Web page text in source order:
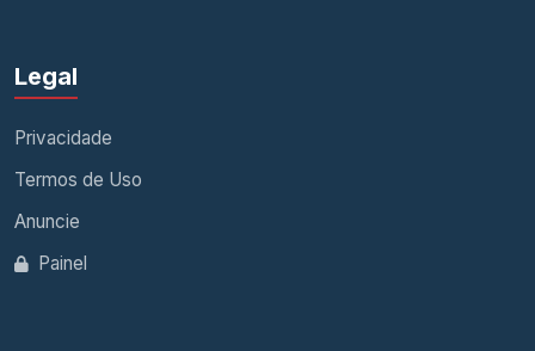
Legal
Privacidade
Termos de Uso
Anuncie
Painel